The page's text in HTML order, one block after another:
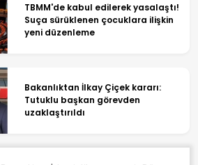
TBMM'de kabul edilerek yasalaştı!
Suça sürüklenen çocuklara ilişkin
yeni düzenleme
Bakanlıktan İlkay Çiçek kararı:
Tutuklu başkan görevden
uzaklaştırıldı